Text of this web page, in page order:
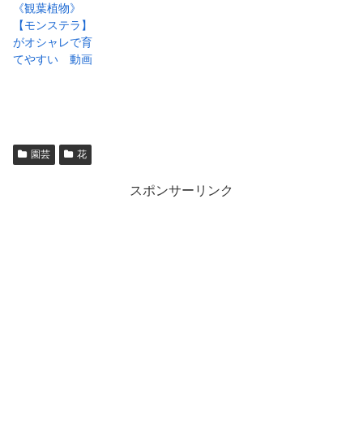
《観葉植物》
【モンステラ】
がオシャレで育
てやすい 動画
園芸 花
スポンサーリンク